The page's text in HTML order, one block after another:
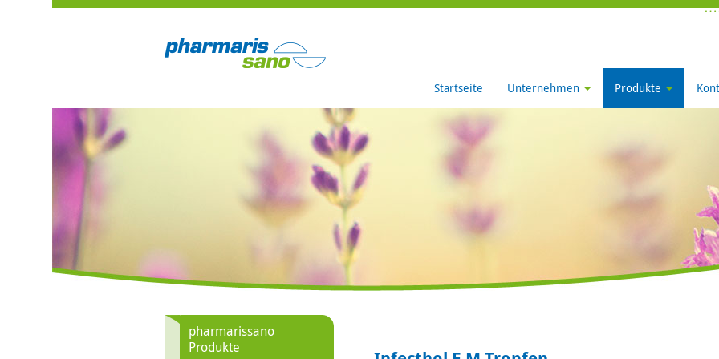
Startseite Unternehmen Produkte
pharmarissano
Produkte